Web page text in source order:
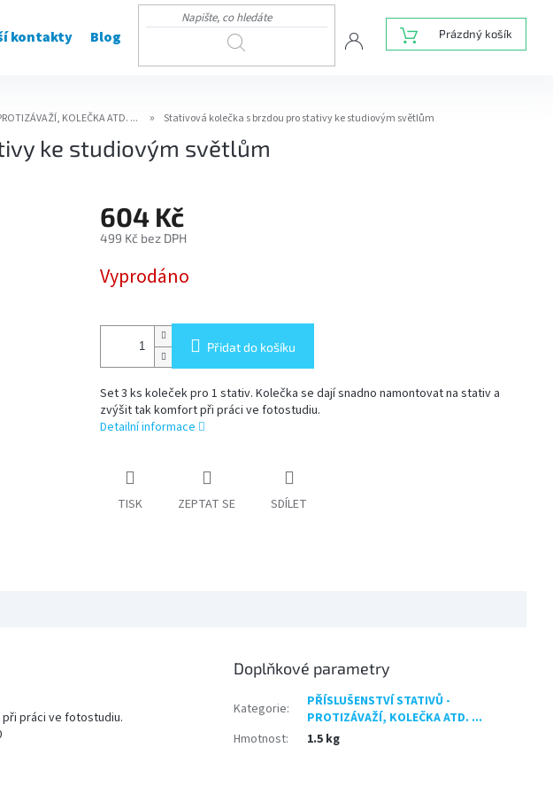
kontakty Blog HLEDAT
NÁKUPNÍ
KOŠÍK
Prázdný košík
KOLEČKA ATD. ... Stativová kolečka s brzdou pro stativy ke studiovým světlům
ke studiovým světlům
604 Kč
499 Kč bez DPH
cena:
Vyprodáno
Přidat do košíku
Set 3 ks koleček pro 1 stativ. Kolečka se dají snadno namontovat na stativ a
zvýšit tak komfort při práci ve fotostudiu.
Detailní informace
TISK ZEPTAT SE SDÍLET
práci ve fotostudiu.
Doplňkové parametry
Kategorie:
PŘÍSLUŠENSTVÍ STATIVŮ -
PROTIZÁVAŽÍ, KOLEČKA ATD. ...
Hmotnost: 1.5 kg